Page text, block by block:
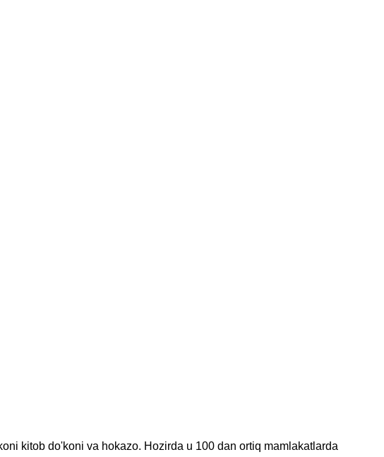
kitob do'koni va hokazo. Hozirda u 100 dan ortiq mamlakatlarda